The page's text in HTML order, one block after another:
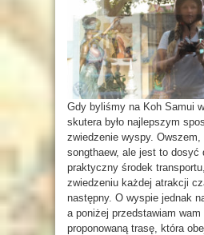
Gdy byliśmy na Koh Samui
skutera było najlepszym
zwiedzenie wyspy.
songthaew, ale jest to dosyć
praktyczny środek
zwiedzeniu każdej atrakcji
następny. O wyspie jednak
a poniżej przedstawiam wam
proponowaną trasę, która